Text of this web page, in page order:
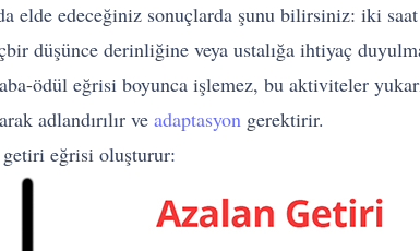
edeceğiniz sonuçlarda şunu bilirsiniz: iki saat
düşünce derinliğine veya ustalığa ihtiyaç
ödül eğrisi boyunca işlemez, bu aktiviteler
adlandırılır ve adaptasyon gerektirir.
eğrisi oluşturur: